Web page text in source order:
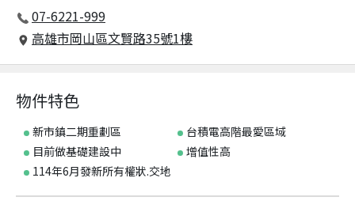
07-6221-999
高雄市岡山區文賢路35號1樓
物件特色
新市鎮二期重劃區
台積電高階最愛區域
目前做基礎建設中
增值性高
114年6月發新所有權狀.交地